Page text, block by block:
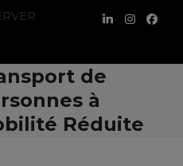
LinkedIn
de
à
Réduite